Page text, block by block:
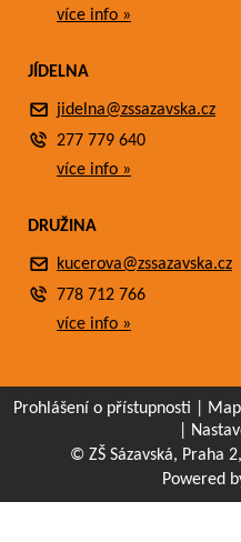
více info »
JÍDELNA
jidelna@zssazavska.cz
277 779 640
více info »
DRUŽINA
kucerova@zssazavska.cz
778 712 766
více info »
Prohlášení o přístupnosti
© ZŠ Sázavská, Praha
Powered